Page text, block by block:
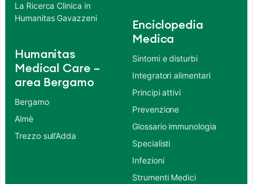
La Ricerca Clinica in
Humanitas Gavazzeni
Humanitas
Medical Care –
area Bergamo
Bergamo
Almè
Trezzo sull’Adda
Enciclopedia
Medica
Sintomi e disturbi
Integratori alimentari
Principi attivi
Prevenzione
Glossario immunologia
Specialisti
Infezioni
Strumenti Medici